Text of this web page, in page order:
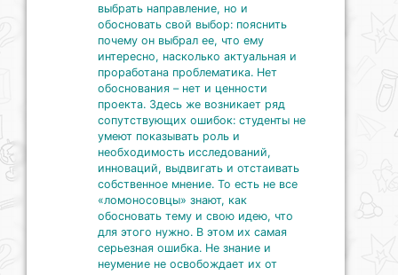
выбрать направление, но и
обосновать свой выбор: пояснить
почему он выбрал ее, что ему
интересно, насколько актуальная и
проработана проблематика. Нет
обоснования – нет и ценности
проекта. Здесь же возникает ряд
сопутствующих ошибок: студенты не
умеют показывать роль и
необходимость исследований,
инноваций, выдвигать и отстаивать
собственное мнение. То есть не все
«ломоносовцы» знают, как
обосновать тему и свою идею, что
для этого нужно. В этом их самая
серьезная ошибка. Не знание и
неумение не освобождает их от